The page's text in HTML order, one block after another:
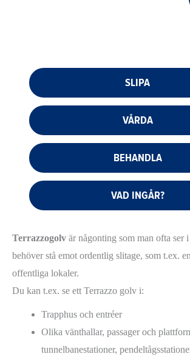
SLIPA
VÅRDA
BEHANDLA
VAD INGÅR?
Terrazzogolv är någonting som man ofta ser
behöver stå emot ordentlig slitage, som t.ex.
offentliga lokaler.
Du kan t.ex. se ett Terrazzo golv i:
Trapphus och entréer
Olika vänthallar, passager och
tunnelbanestationer,